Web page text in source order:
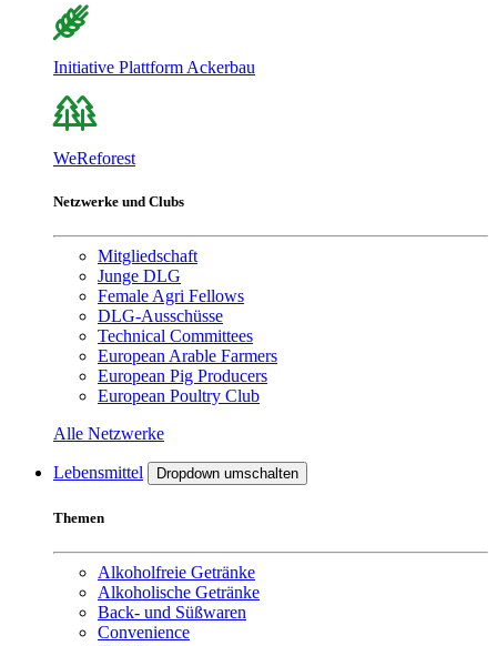
Initiative Plattform Ackerbau
WeReforest
Netzwerke und Clubs
Mitgliedschaft
Junge DLG
Female Agri Fellows
DLG-Ausschüsse
Technical Committees
European Arable Farmers
European Pig Producers
European Poultry Club
Alle Netzwerke
Lebensmittel Dropdown umschalten
Themen
Alkoholfreie Getränke
Alkoholische Getränke
Back- und Süßwaren
Convenience